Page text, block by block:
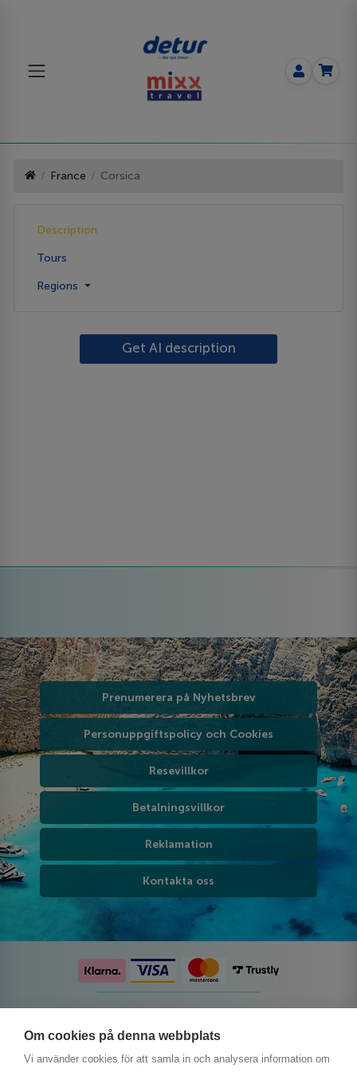
Om cookies på denna webbplats
Vi använder cookies för att samla in och analysera information om
France Corsica
Description
Tours
Regions
Get AI description
Prenumerera på Nyhetsbrev
Personuppgiftspolicy och Cookies
Resevillkor
Betalningsvillkor
Reklamation
Kontakta oss